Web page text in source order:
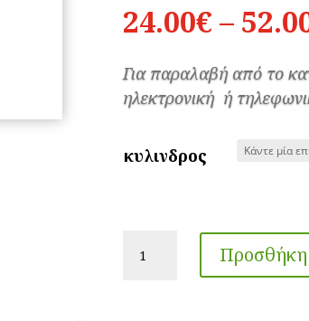
24.00€ –
Για παραλαβή από το
ηλεκτρονική ή
κυλινδρος
ΚΥΛΙΝΔΡΟΣ
ΑΣΦΑΛΕΙΑΣ
Προσθήκη